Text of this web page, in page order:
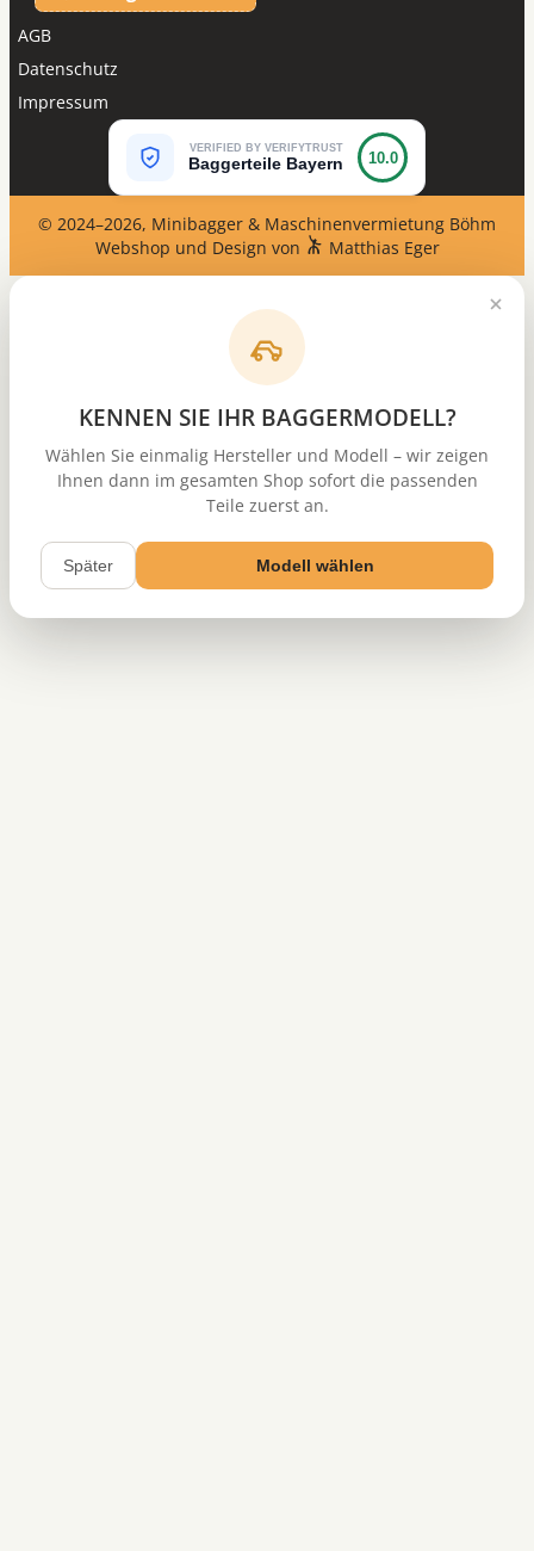
AGB
Datenschutz
Impressum
VERIFIED BY VERIFYTRUST
Baggerteile Bayern 10.0
© 2024–2026, Minibagger & Maschinenvermietung Böhm
Webshop und Design von
Matthias Eger
KENNEN SIE IHR BAGGERMODELL?
Wählen Sie einmalig Hersteller und Modell – wir zeigen
Ihnen dann im gesamten Shop sofort die passenden
Teile zuerst an.
Später Modell wählen